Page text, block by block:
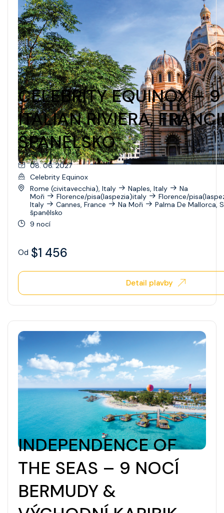
CELEBRITY EQUINOX –
ITALIAN RIVIERA,
ŠPANĚLSKO
08. 06. 2027
Celebrity Equinox
Rome (civitavecchia), Italy
Naples, Italy
Na
Moři
Florence/pisa(laspezia)italy
Florence/
Italy
Cannes, France Na Moři
Palma De Mallorca,
španělsko
9 nocí
Od $1 456
Detail plavby
INDEPENDENCE OF
THE SEAS – 9 NOCÍ
BERMUDY &